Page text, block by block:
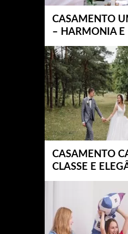
CASAMENTO
– HARMONIA E
CASAMENTO
CLASSE E